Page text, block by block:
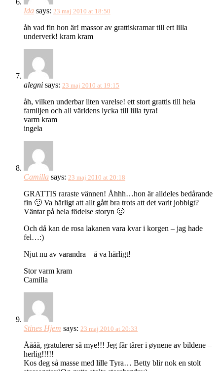
Ida says: 23 maj 2010 at 18:50
åh vad fin hon är! massor av grattiskramar till ert lilla
underverk! kram kram
alegni says: 23 maj 2010 at 19:15
åh, vilken underbar liten varelse! ett stort grattis till hela
familjen och all världens lycka till lilla tyra!
varm kram
ingela
Camilla says: 23 maj 2010 at 20:18
GRATTIS raraste vännen! Åhhh…hon är alldeles bedårande
fin 🙂 Va härligt att allt gått bra trots att det varit jobbigt?
Väntar på hela födelse storyn 🙂
Och då kan de rosa lakanen vara kvar i korgen – jag hade
fel…:)
Njut nu av varandra – å va härligt!
Stor varm kram
Camilla
Stines Hjem says: 23 maj 2010 at 20:33
Åååå, gratulerer så mye!!! Jeg får tårer i øynene av bildene –
herlig!!!!!
Kos deg så masse med lille Tyra… Betty blir nok en stolt